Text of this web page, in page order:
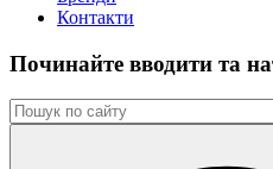
Контакти
Починайте вводити та